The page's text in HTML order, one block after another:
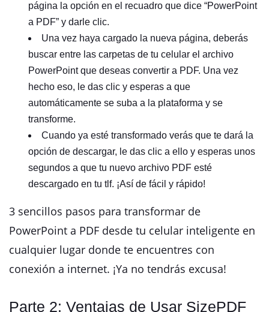
página la opción en el recuadro que dice “PowerPoint
a PDF” y darle clic.
Una vez haya cargado la nueva página, deberás
buscar entre las carpetas de tu celular el archivo
PowerPoint que deseas convertir a PDF. Una vez
hecho eso, le das clic y esperas a que
automáticamente se suba a la plataforma y se
transforme.
Cuando ya esté transformado verás que te dará la
opción de descargar, le das clic a ello y esperas unos
segundos a que tu nuevo archivo PDF esté
descargado en tu tlf. ¡Así de fácil y rápido!
3 sencillos pasos para transformar de
PowerPoint a PDF desde tu celular inteligente en
cualquier lugar donde te encuentres con
conexión a internet. ¡Ya no tendrás excusa!
Parte 2: Ventajas de Usar SizePDF